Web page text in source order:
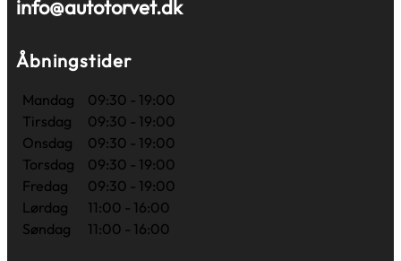
info@autotorvet.dk
Åbningstider
Mandag
09:30 - 19:00
Tirsdag
09:30 - 19:00
Onsdag
09:30 - 19:00
Torsdag
09:30 - 19:00
Fredag
09:30 - 19:00
Lørdag
11:00 - 16:00
Søndag
11:00 - 16:00